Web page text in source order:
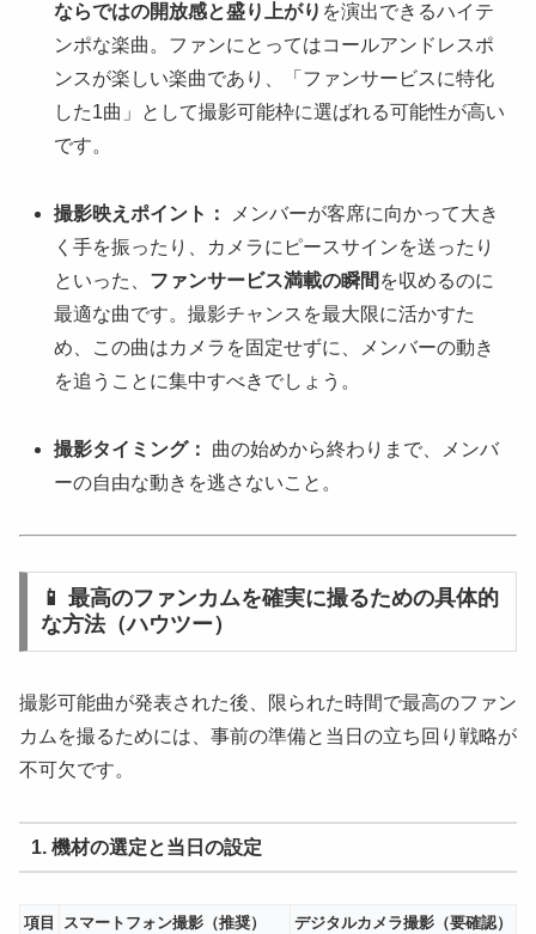
ならではの開放感と盛り上がり を演出できるハイテ
ンポな楽曲。ファンにとってはコールアンドレスポ
ンスが楽しい楽曲であり、「ファンサービスに特化
した1曲」として撮影可能枠に選ばれる可能性が高い
です。
撮影映えポイント：
メンバーが客席に向かって大き
く手を振ったり、カメラにピースサインを送ったり
といった、 ファンサービス満載の瞬間 を収めるのに
最適な曲です。撮影チャンスを最大限に活かすた
め、この曲はカメラを固定せずに、メンバーの動き
を追うことに集中すべきでしょう。
撮影タイミング：
曲の始めから終わりまで、メンバ
ーの自由な動きを逃さないこと。
📱 最高のファンカムを確実に撮るための具体的
な方法（ハウツー）
撮影可能曲が発表された後、限られた時間で最高のファン
カムを撮るためには、事前の準備と当日の立ち回り戦略が
不可欠です。
1. 機材の選定と当日の設定
項目 スマートフォン撮影（推奨） デジタルカメラ撮影（要確認）